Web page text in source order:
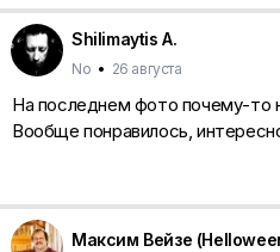
Shilimaytis A.
No • 26 августа
На последнем фото почему-то
Вообще понравилось,
Максим Вейзе